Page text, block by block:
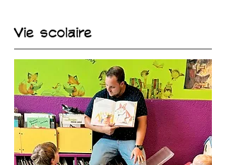
Vie scolaire